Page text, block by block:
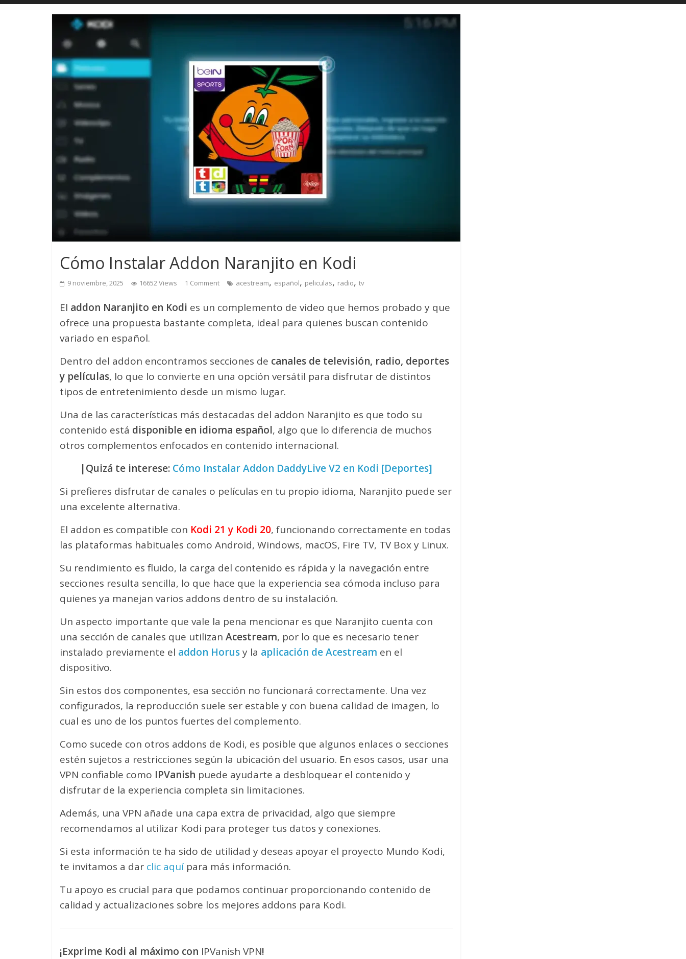
Cómo Instalar Addon Naranjito en Kodi
9 noviembre, 2025 16652 Views 1 Comment acestream, español, peliculas, radio, tv
El addon Naranjito en Kodi es un complemento de video que hemos probado y que
ofrece una propuesta bastante completa, ideal para quienes buscan contenido
variado en español.
Dentro del addon encontramos secciones de canales de televisión, radio, deportes
y películas, lo que lo convierte en una opción versátil para disfrutar de distintos
tipos de entretenimiento desde un mismo lugar.
Una de las características más destacadas del addon Naranjito es que todo su
contenido está disponible en idioma español, algo que lo diferencia de muchos
otros complementos enfocados en contenido internacional.
|Quizá te interese: Cómo Instalar Addon DaddyLive V2 en Kodi [Deportes]
Si prefieres disfrutar de canales o películas en tu propio idioma, Naranjito puede ser
una excelente alternativa.
El addon es compatible con Kodi 21 y Kodi 20, funcionando correctamente en todas
las plataformas habituales como Android, Windows, macOS, Fire TV, TV Box y Linux.
Su rendimiento es fluido, la carga del contenido es rápida y la navegación entre
secciones resulta sencilla, lo que hace que la experiencia sea cómoda incluso para
quienes ya manejan varios addons dentro de su instalación.
Un aspecto importante que vale la pena mencionar es que Naranjito cuenta con
una sección de canales que utilizan Acestream, por lo que es necesario tener
instalado previamente el addon Horusy la aplicación de Acestream en el
dispositivo.
Sin estos dos componentes, esa sección no funcionará correctamente. Una vez
configurados, la reproducción suele ser estable y con buena calidad de imagen, lo
cual es uno de los puntos fuertes del complemento.
Como sucede con otros addons de Kodi, es posible que algunos enlaces o secciones
estén sujetos a restricciones según la ubicación del usuario. En esos casos, usar una
VPN confiable como IPVanish puede ayudarte a desbloquear el contenido y
disfrutar de la experiencia completa sin limitaciones.
Además, una VPN añade una capa extra de privacidad, algo que siempre
recomendamos al utilizar Kodi para proteger tus datos y conexiones.
Si esta información te ha sido de utilidad y deseas apoyar el proyecto Mundo Kodi,
te invitamos a dar clic aquípara más información.
Tu apoyo es crucial para que podamos continuar proporcionando contenido de
calidad y actualizaciones sobre los mejores addons para Kodi.
¡Exprime Kodi al máximo con IPVanish VPN!